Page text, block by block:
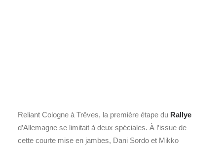
Reliant Cologne à Trêves, la première étape du Rallye
d’Allemagne se limitait à deux spéciales. À l’issue de
cette courte mise en jambes, Dani Sordo et Mikko